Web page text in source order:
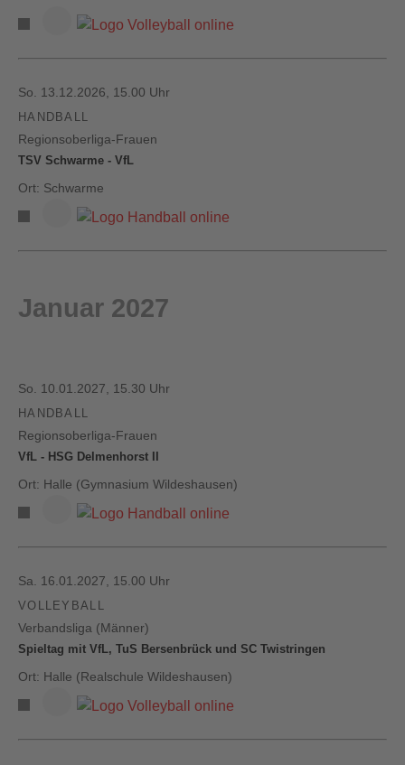
So. 13.12.2026, 15.00 Uhr
HANDBALL
Regionsoberliga-Frauen
TSV Schwarme - VfL
Ort: Schwarme
Januar 2027
So. 10.01.2027, 15.30 Uhr
HANDBALL
Regionsoberliga-Frauen
VfL - HSG Delmenhorst II
Ort: Halle (Gymnasium Wildeshausen)
Sa. 16.01.2027, 15.00 Uhr
VOLLEYBALL
Verbandsliga (Männer)
Spieltag mit VfL, TuS Bersenbrück und SC Twistringen
Ort: Halle (Realschule Wildeshausen)